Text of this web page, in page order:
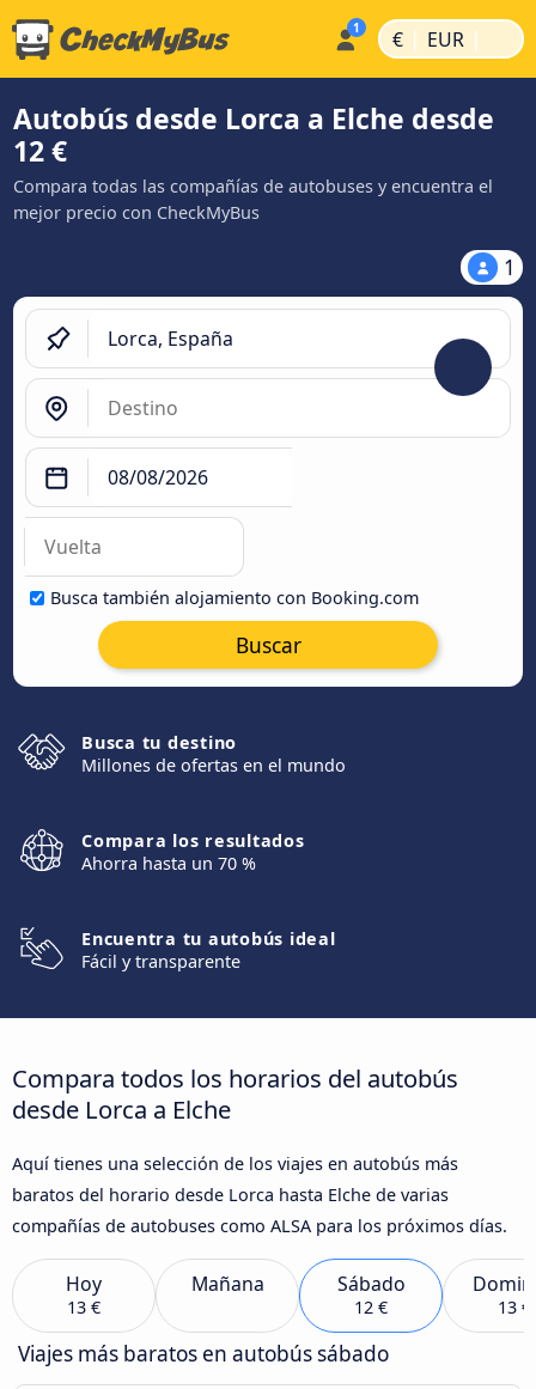
€ | EUR |
Autobús desde Lorca a Elche desde
12 €
Compara todas las compañías de autobuses y encuentra el
mejor precio con CheckMyBus
1
Busca también alojamiento con Booking.com
Buscar
Busca tu destino
Millones de ofertas en el mundo
Compara los resultados
Ahorra hasta un 70 %
Encuentra tu autobús ideal
Fácil y transparente
Compara todos los horarios del autobús
desde Lorca a Elche
Aquí tienes una selección de los viajes en autobús más
baratos del horario desde Lorca hasta Elche de varias
compañías de autobuses como ALSA para los próximos días.
Hoy
13 €
Mañana Sábado
12 € 13 €
Viajes más baratos en autobús sábado